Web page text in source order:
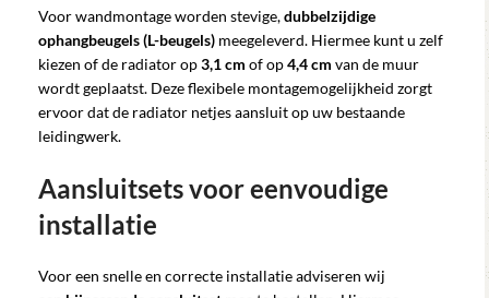
Voor wandmontage worden stevige,dubbelzijdige
ophangbeugels (L-beugels) meegeleverd. Hiermee kunt u zelf
kiezen of de radiator op3,1 cm of op4,4 cm van de muur
wordt geplaatst. Deze flexibele montagemogelijkheid zorgt
ervoor dat de radiator netjes aansluit op uw bestaande
leidingwerk.
Aansluitsets voor eenvoudige
installatie
Voor een snelle en correcte installatie adviseren wij